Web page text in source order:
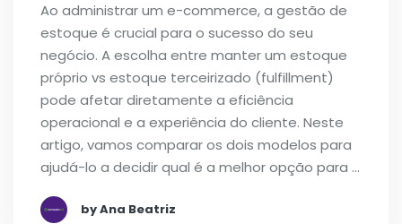
Ao administrar um e-commerce, a gestão de
estoque é crucial para o sucesso do seu
negócio. A escolha entre manter um estoque
próprio vs estoque terceirizado (fulfillment)
pode afetar diretamente a eficiência
operacional e a experiência do cliente. Neste
artigo, vamos comparar os dois modelos para
ajudá-lo a decidir qual é a melhor opção para …
by Ana Beatriz